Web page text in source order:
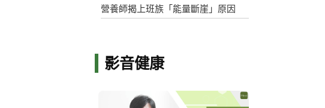
營養師揭上班族「能量斷崖」原因
影音健康